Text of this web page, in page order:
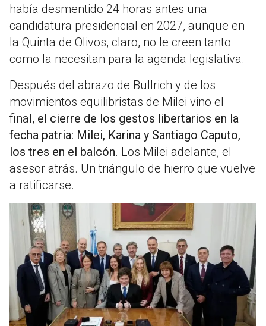
había desmentido 24 horas antes una
candidatura presidencial en 2027, aunque en
la Quinta de Olivos, claro, no le creen tanto
como la necesitan para la agenda legislativa.
Después del abrazo de Bullrich y de los
movimientos equilibristas de Milei vino el
final, el cierre de los gestos libertarios en la
fecha patria: Milei, Karina y Santiago Caputo,
los tres en el balcón. Los Milei adelante, el
asesor atrás. Un triángulo de hierro que vuelve
a ratificarse.